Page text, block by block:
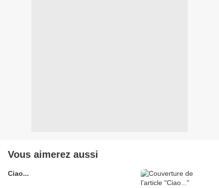
Vous aimerez aussi
Ciao...